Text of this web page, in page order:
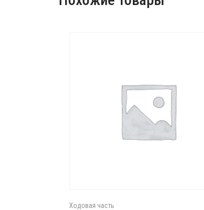
Ходовая часть